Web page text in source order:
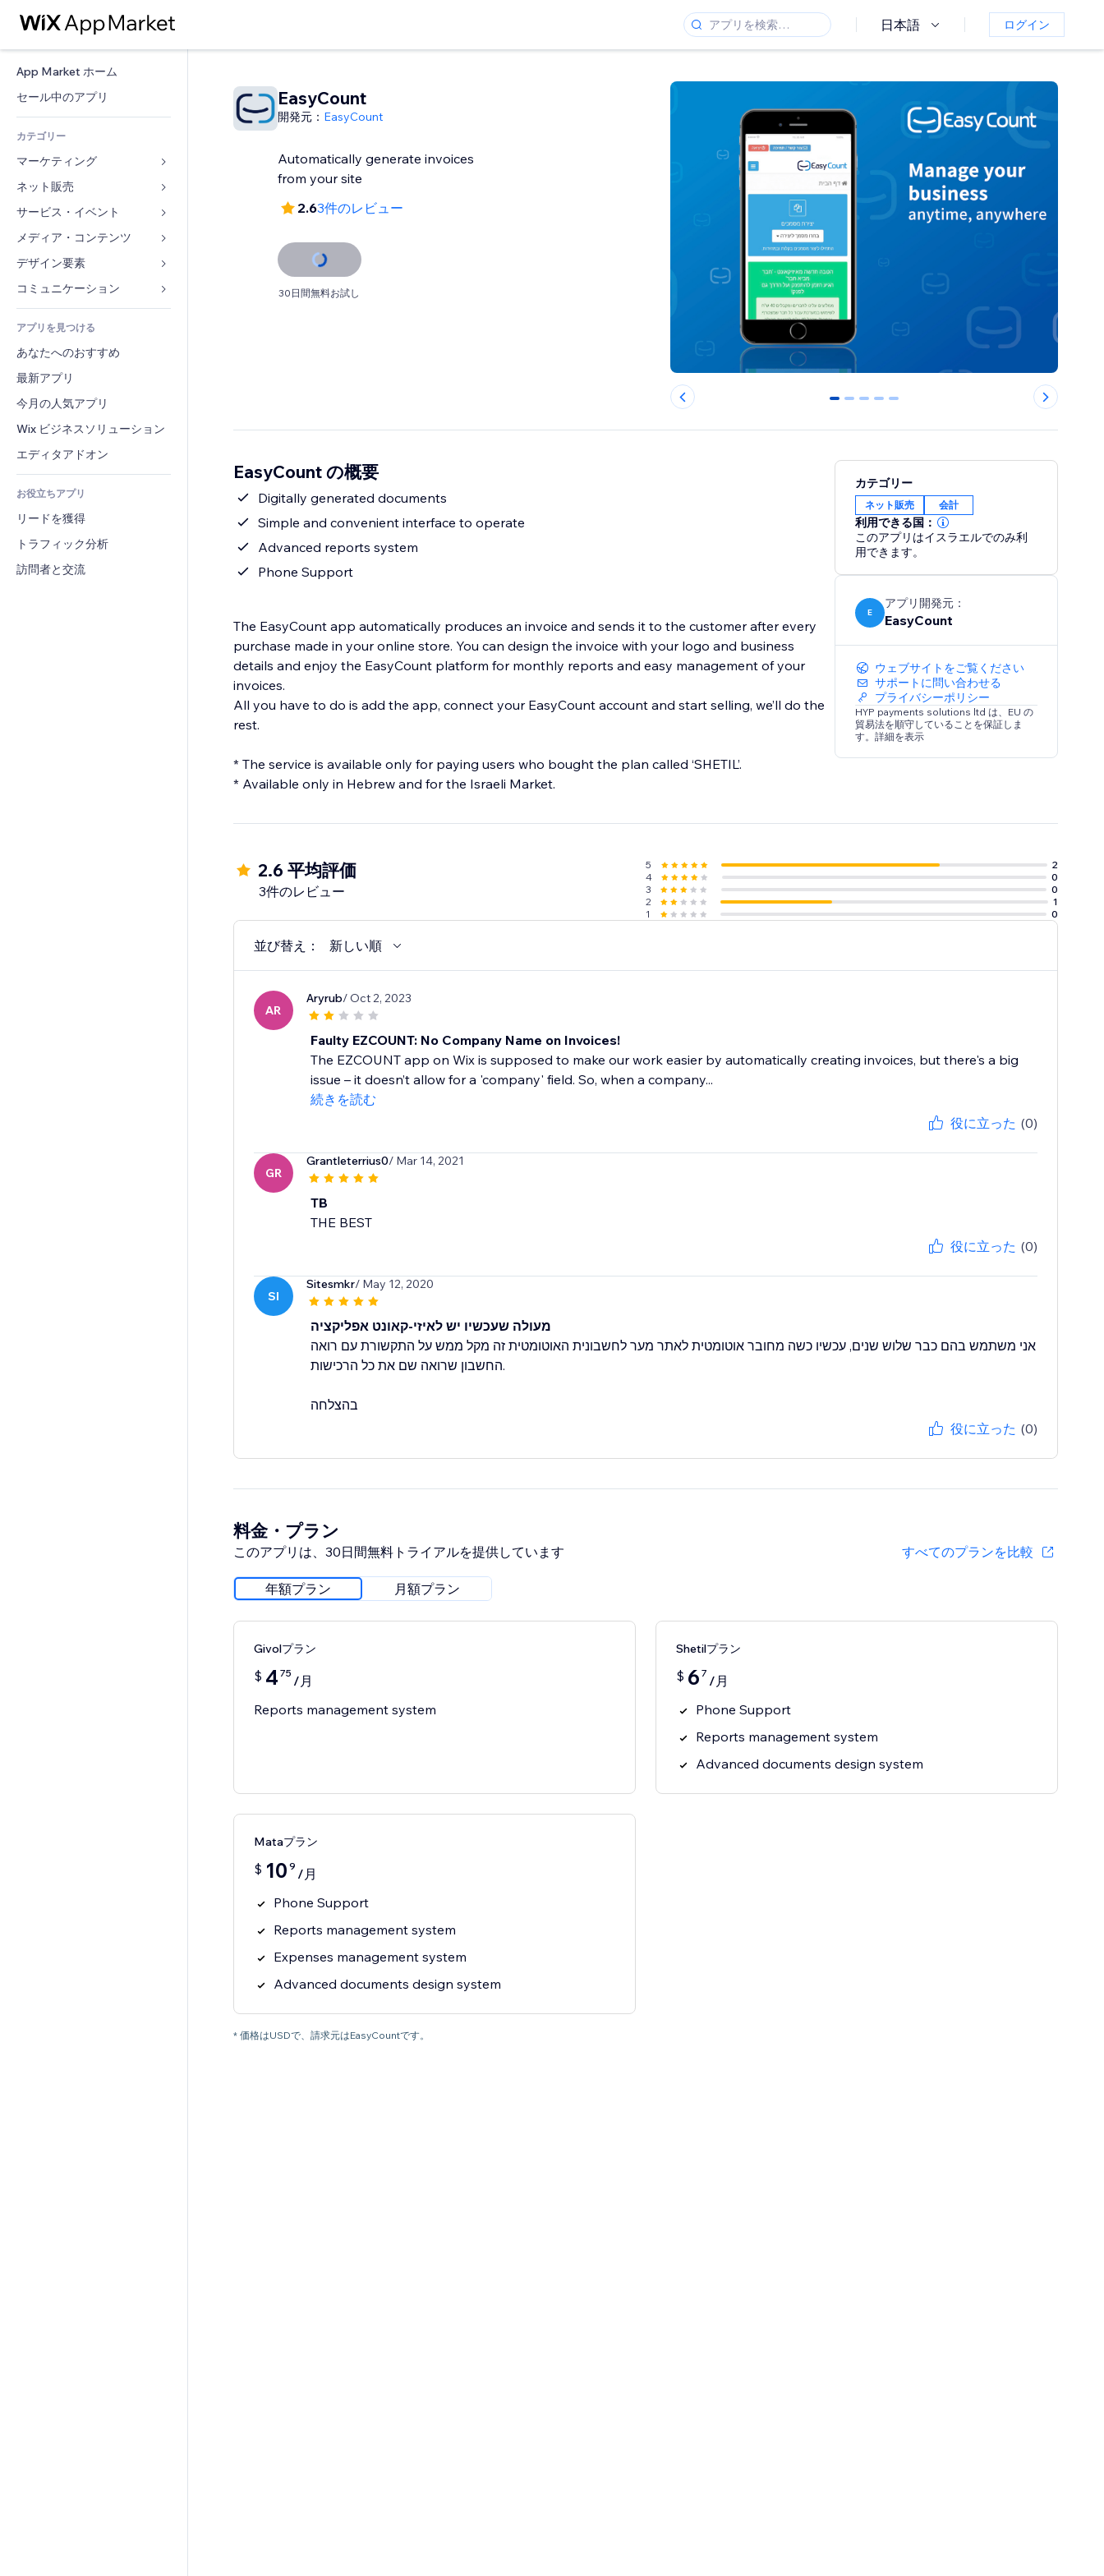
日本語 ログイン
App Market ホーム
セール中のアプリ
カテゴリー
マーケティング
広告
モバイル
アクセス解析
リスティング広告
メール
コンバージョン
ネット販売
ストア用アプリ
発送・配達
販売ボタン
会計
クーポン・特典
倉庫管理ソリューション
ドロップシッピング
食品・飲料
サービス・イベント
ホテル
イベント
レストラン
不動産
ブッキング
メディア・コンテンツ
ギャラリー
音楽
ポッドキャスト
写真
動画
PDF
ファイル共有
ニュース
デザイン要素
マップ・ナビ
プライバシー・セキュリティ
時計
ページテンプレート
画像効果
ボタン・メニュー
バナー・バッジ
電卓
検索
天気
チャート・テーブル
フォーム
ブログ
投票
チャット
コメント
電話
コミュニティィ
レビュー・お客さまの声
CRM
アプリを見つける
あなたへのおすすめ
最新アプリ
今月の人気アプリ
Wix ビジネスソリューション
エディタアドオン
お役立ちアプリ
リードを獲得
トラフィック分析
訪問者と交流
EasyCount
開発元： EasyCount
Automatically generate invoices
from your site
2.63件のレビュー
30日間無料お試し
0 1 2 3 4
EasyCount の概要
Digitally generated documents
Simple and convenient interface to operate
Advanced reports system
Phone Support
The EasyCount app automatically produces an invoice and sends it to the customer after every
purchase made in your online store. You can design the invoice with your logo and business
details and enjoy the EasyCount platform for monthly reports and easy management of your
invoices.
All you have to do is add the app, connect your EasyCount account and start selling, we’ll do the
rest.
* The service is available only for paying users who bought the plan called ‘SHETIL’.
* Available only in Hebrew and for the Israeli Market.
カテゴリー
ネット販売 会計
利用できる国：
このアプリはイスラエルでのみ利
用できます。
E
アプリ開発元：
EasyCount
ウェブサイトをご覧ください
サポートに問い合わせる
プライバシーポリシー
HYP payments solutions ltd は、EU の
貿易法を順守していることを保証しま
す。詳細を表示
2.6 平均評価
3件のレビュー
5
2
4
0
3
0
2
1
1
0
並び替え： 新しい順
AR
Aryrub/ Oct 2, 2023
Faulty EZCOUNT: No Company Name on Invoices!
The EZCOUNT app on Wix is supposed to make our work easier by automatically creating invoices, but there's a big
issue – it doesn’t allow for a 'company' field. So, when a company...
続きを読む
役に立った (0)
GR
Grantleterrius0/ Mar 14, 2021
TB
THE BEST
役に立った (0)
SI
Sitesmkr/ May 12, 2020
מעולה שעכשיו יש לאיזי-קאונט אפליקציה
אני משתמש בהם כבר שלוש שנים, עכשיו כשה מחובר אוטומטית לאתר מער לחשבונית האוטומטית זה מקל ממש על התקשורת עם רואה
החשבון שרואה שם את כל הרכישות.
בהצלחה
役に立った (0)
料金・プラン
このアプリは、30日間無料トライアルを提供しています すべてのプランを比較
年額プラン 月額プラン
Givolプラン
$ 4 75 /月
Reports management system
Shetilプラン
$ 6 7 /月
Phone Support
Reports management system
Advanced documents design system
Mataプラン
$ 10 9 /月
Phone Support
Reports management system
Expenses management system
Advanced documents design system
* 価格はUSDで、請求元はEasyCountです。